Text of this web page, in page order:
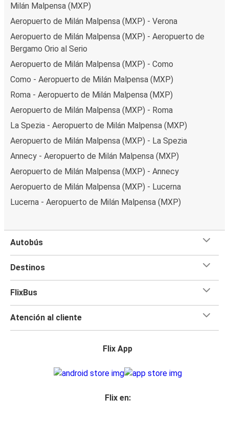
Milán Malpensa (MXP)
Aeropuerto de Milán Malpensa (MXP) - Verona
Aeropuerto de Milán Malpensa (MXP) - Aeropuerto de
Bergamo Orio al Serio
Aeropuerto de Milán Malpensa (MXP) - Como
Como - Aeropuerto de Milán Malpensa (MXP)
Roma - Aeropuerto de Milán Malpensa (MXP)
Aeropuerto de Milán Malpensa (MXP) - Roma
La Spezia - Aeropuerto de Milán Malpensa (MXP)
Aeropuerto de Milán Malpensa (MXP) - La Spezia
Annecy - Aeropuerto de Milán Malpensa (MXP)
Aeropuerto de Milán Malpensa (MXP) - Annecy
Aeropuerto de Milán Malpensa (MXP) - Lucerna
Lucerna - Aeropuerto de Milán Malpensa (MXP)
Autobús
Destinos
FlixBus
Atención al cliente
Flix App
Flix en: